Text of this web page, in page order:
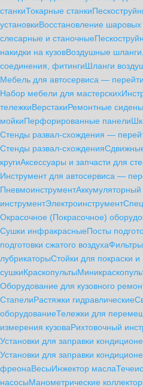
станкиТокарные станки
установкиВосстановление
слесарные и станочные
накидки на кузовВоздушные
соединения, фитингиШланги
Мебель для автосервиса —
Набор мебели для мастерских
тележкиВерстакиРемонтные
мойкиПерфорированные панели
Стенды развал-схождения —
Стенды развал-схождения
кругиАксессуары и запчасти для
Инструмент для автосервиса —
ПневмоинструментАккумуляторный
инструментЭлектроинструмент
Окрасочное (Покрасочное)
Сушки инфракрасныеПосты
подготовки сжатого воздуха
лубрикаторыСтойки для покраски и
сушкиКраскопульты
Оборудование для кузовного
СтапелиРастяжки гидравлические
оборудованиеТележки для
измерения кузоваРихтовочный
Установки для заправки
Установки для заправки
фреонаВесыИнжектор масла
насосыМанометрические